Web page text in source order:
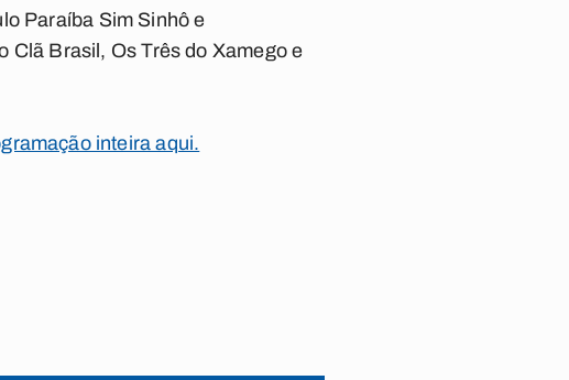
Paraíba Sim Sinhô e
Clã Brasil, Os Três do Xamego e
inteira aqui.